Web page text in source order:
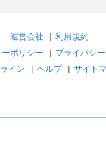
運営会社 | 利用規約
ポリシー
| プライバシ
イン
| ヘルプ | サイト